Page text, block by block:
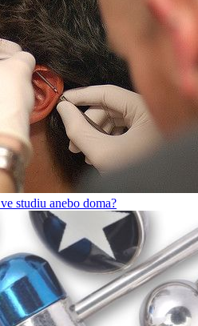
studiu anebo doma?